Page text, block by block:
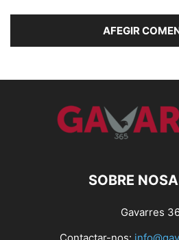
SOBRE
Gavarres